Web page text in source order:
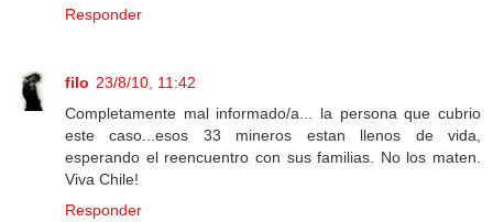
Responder
filo 23/8/10, 11:42
Completamente mal informado/a... la persona que cubrio
este caso...esos 33 mineros estan llenos de vida,
esperando el reencuentro con sus familias. No los maten.
Viva Chile!
Responder